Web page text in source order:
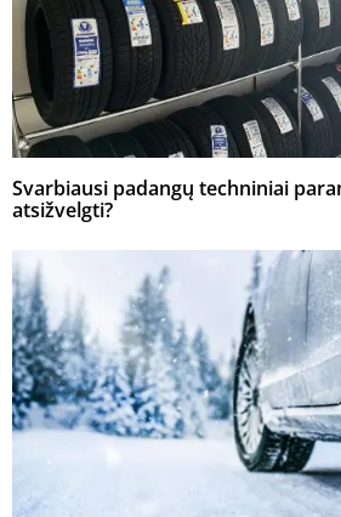
Svarbiausi padangų techniniai
atsižvelgti?